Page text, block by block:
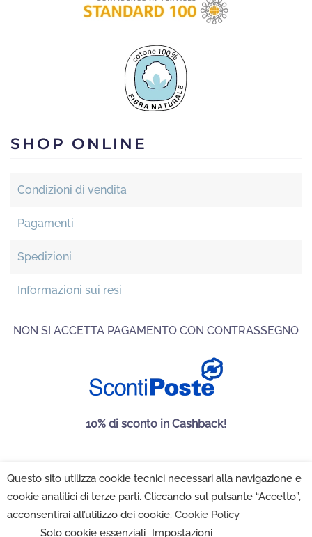
SHOP ONLINE
Condizioni di vendita
Pagamenti
Spedizioni
Informazioni sui resi
NON SI ACCETTA PAGAMENTO CON CONTRASSEGNO
10% di sconto in Cashback!
Maison Folies SRL 2022 - P.IVA 02222350502 -Privacy
Policy-Cookie Policy-Impostazioni Cookie
Questo sito utilizza cookie tecnici necessari alla navigazione e
cookie analitici di terze parti. Cliccando sul pulsante “Accetto”,
acconsentirai all’utilizzo dei cookie. Cookie Policy
Solo cookie essenziali Impostazioni